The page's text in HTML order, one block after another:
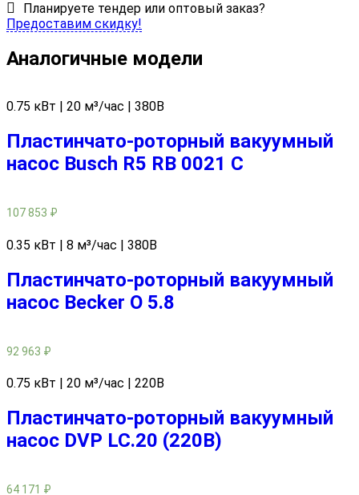
Планируете тендер или оптовый заказ?
Предоставим скидку!
Аналогичные модели
0.75 кВт | 20 м³/час | 380В
Пластинчато-роторный вакуумный
насос Busch R5 RB 0021 C
107 853 ₽
0.35 кВт | 8 м³/час | 380В
Пластинчато-роторный вакуумный
насос Becker O 5.8
92 963 ₽
0.75 кВт | 20 м³/час | 220В
Пластинчато-роторный вакуумный
насос DVP LC.20 (220В)
64 171 ₽